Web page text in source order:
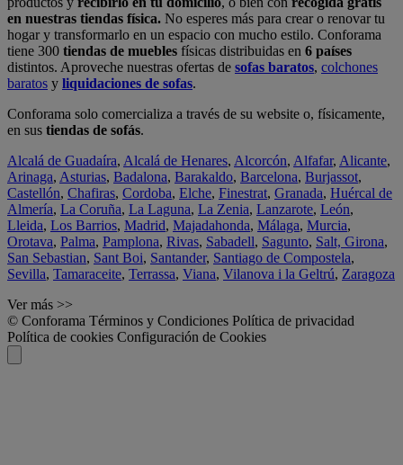
en nuestras tiendas física. No esperes más para crear o renovar tu
hogar y transformarlo en un espacio con mucho estilo. Conforama
tiene 300 tiendas de muebles físicas distribuidas en 6 países
distintos. Aproveche nuestras ofertas de sofas baratos, colchones
baratos y liquidaciones de sofas.
Conforama solo comercializa a través de su website o, físicamente,
en sus tiendas de sofás.
Alcalá de Guadaíra, Alcalá de Henares, Alcorcón, Alfafar, Alicante,
Arinaga, Asturias, Badalona, Barakaldo, Barcelona, Burjassot,
Castellón, Chafiras, Cordoba, Elche, Finestrat, Granada, Huércal de
Almería, La Coruña, La Laguna, La Zenia, Lanzarote, León,
Lleida, Los Barrios, Madrid, Majadahonda, Málaga, Murcia,
Orotava, Palma, Pamplona, Rivas, Sabadell, Sagunto, Salt, Girona,
San Sebastian, Sant Boi, Santander, Santiago de Compostela,
Sevilla, Tamaraceite, Terrassa, Viana, Vilanova i la Geltrú, Zaragoza
Ver más >>
© Conforama Términos y Condiciones Política de privacidad
Política de cookies Configuración de Cookies